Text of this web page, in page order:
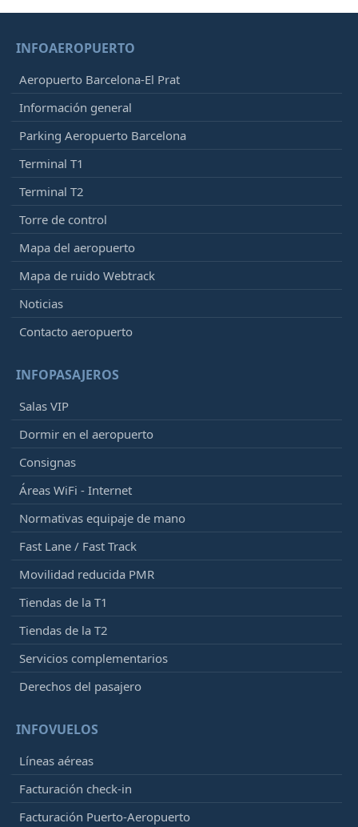
INFOAEROPUERTO
Aeropuerto Barcelona-El Prat
Información general
Parking Aeropuerto Barcelona
Terminal T1
Terminal T2
Torre de control
Mapa del aeropuerto
Mapa de ruido Webtrack
Noticias
Contacto aeropuerto
INFOPASAJEROS
Salas VIP
Dormir en el aeropuerto
Consignas
Áreas WiFi - Internet
Normativas equipaje de mano
Fast Lane / Fast Track
Movilidad reducida PMR
Tiendas de la T1
Tiendas de la T2
Servicios complementarios
Derechos del pasajero
INFOVUELOS
Líneas aéreas
Facturación check-in
Facturación Puerto-Aeropuerto